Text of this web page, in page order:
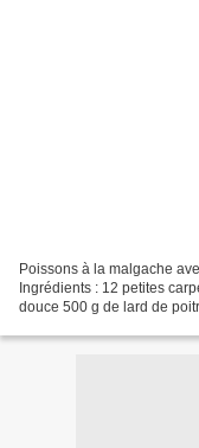
Poissons à la malgache
Ingrédients : 12 petites
douce 500 g de lard de